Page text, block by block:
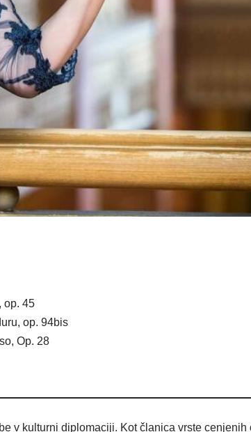
op. 45
op. 94bis
Op. 28
v kulturni diplomaciji. Kot članica vrste